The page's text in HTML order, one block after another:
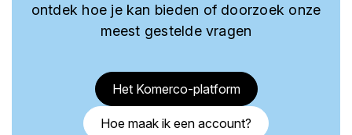
ontdek hoe je kan bieden of doorzoek onze
meest gestelde vragen
Het Komerco-platform
Hoe maak ik een account?